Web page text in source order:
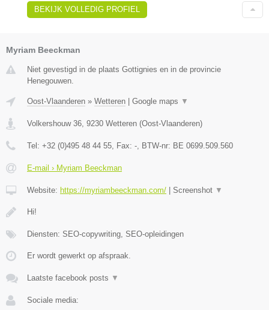
BEKIJK VOLLEDIG PROFIEL
Myriam Beeckman
Niet gevestigd in de plaats Gottignies en in de provincie
Henegouwen.
Oost-Vlaanderen » Wetteren Google maps ▼
Volkershouw 36 9230 Wetteren (Oost-Vlaanderen)
Tel: +32 (0)495 48 44 55 , Fax: - , BTW-nr: BE 0699.509.560
E-mail › Myriam Beeckman
Website: https://myriambeeckman.com/ Screenshot ▼
Hi!
Diensten: SEO-copywriting, SEO-opleidingen
Er wordt gewerkt op afspraak.
Laatste facebook posts ▼
Sociale media: